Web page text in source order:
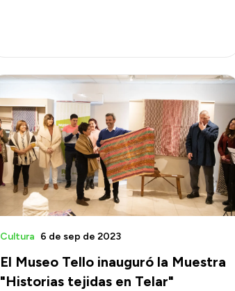
El Museo Tello inauguró la Muestra
"Historias tejidas en Telar"
Cultura 6 de sep de 2023